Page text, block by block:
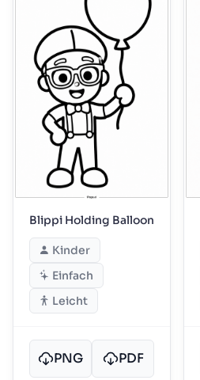
Blippi Holding Balloon
Kinder
Einfach
Leicht
PNG PDF